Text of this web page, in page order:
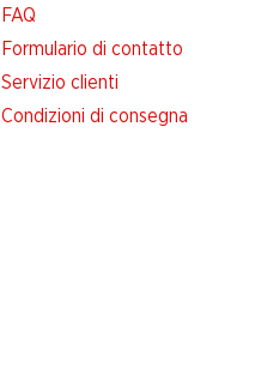
FAQ
Formulario di contatto
Servizio clienti
Condizioni di consegna